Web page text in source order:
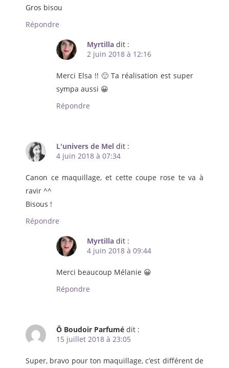
Gros bisou
Répondre
Myrtilla dit :
2 juin 2018 à 12:16
Merci Elsa !! 🙂 Ta réalisation est super
sympa aussi 😀
Répondre
L'univers de Mel dit :
4 juin 2018 à 07:34
Canon ce maquillage, et cette coupe rose te va à
ravir ^^
Bisous !
Répondre
Myrtilla dit :
4 juin 2018 à 09:44
Merci beaucoup Mélanie 😀
Répondre
Ô Boudoir Parfumé dit :
15 juillet 2018 à 23:05
Super, bravo pour ton maquillage, c’est différent de